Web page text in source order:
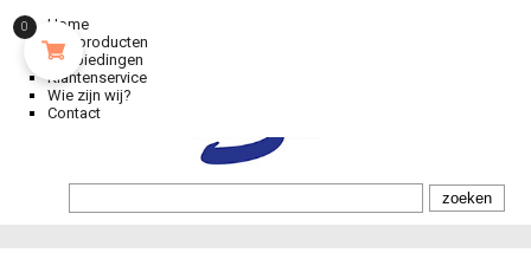
Home
Alle producten
Aanbiedingen
Klantenservice
Wie zijn wij?
Contact
0